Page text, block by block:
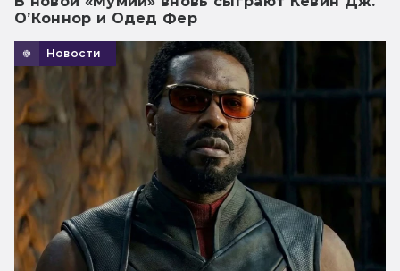
О’Коннор и Одед Фер
Новости